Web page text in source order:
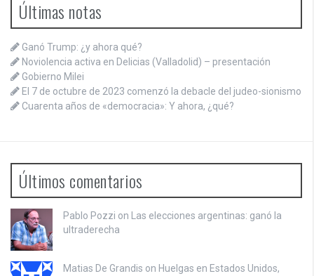
Últimas notas
Ganó Trump: ¿y ahora qué?
Noviolencia activa en Delicias (Valladolid) – presentación
Gobierno Milei
El 7 de octubre de 2023 comenzó la debacle del judeo-sionismo
Cuarenta años de «democracia»: Y ahora, ¿qué?
Últimos comentarios
Pablo Pozzi on Las elecciones argentinas: ganó la
ultraderecha
Matias De Grandis on Huelgas en Estados Unidos,